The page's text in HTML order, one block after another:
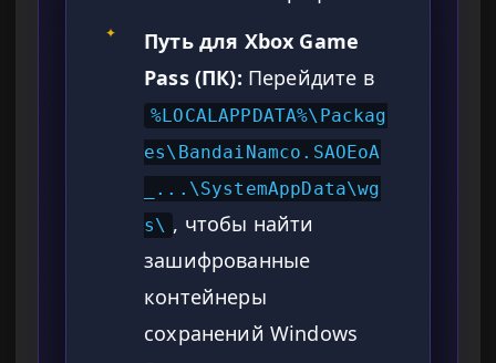
✦
Путь для Xbox Game
Pass (ПК): Перейдите в
%LOCALAPPDATA%\Packag
es\BandaiNamco.SAOEoA
_...\SystemAppData\wg
s\ , чтобы найти
зашифрованные
контейнеры
сохранений Windows